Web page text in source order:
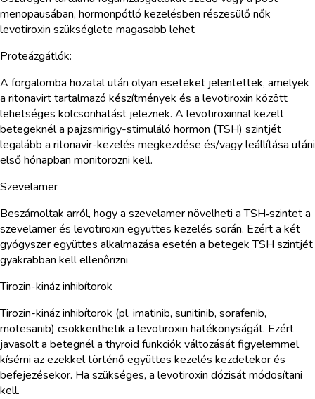
menopausában, hormonpótló kezelésben részesülő nők
levotiroxin szükséglete magasabb lehet
Proteázgátlók:
A forgalomba hozatal után olyan eseteket jelentettek, amelyek
a ritonavirt tartalmazó készítmények és a levotiroxin között
lehetséges kölcsönhatást jeleznek. A levotiroxinnal kezelt
betegeknél a pajzsmirigy-stimuláló hormon (TSH) szintjét
legalább a ritonavir-kezelés megkezdése és/vagy leállítása utáni
első hónapban monitorozni kell.
Szevelamer
Beszámoltak arról, hogy a szevelamer növelheti a TSH‑szintet a
szevelamer és levotiroxin együttes kezelés során. Ezért a két
gyógyszer együttes alkalmazása esetén a betegek TSH szintjét
gyakrabban kell ellenőrizni
Tirozin-kináz inhibítorok
Tirozin-kináz inhibítorok (pl. imatinib, sunitinib, sorafenib,
motesanib) csökkenthetik a levotiroxin hatékonyságát. Ezért
javasolt a betegnél a thyroid funkciók változását figyelemmel
kísérni az ezekkel történő együttes kezelés kezdetekor és
befejezésekor. Ha szükséges, a levotiroxin dózisát módosítani
kell.